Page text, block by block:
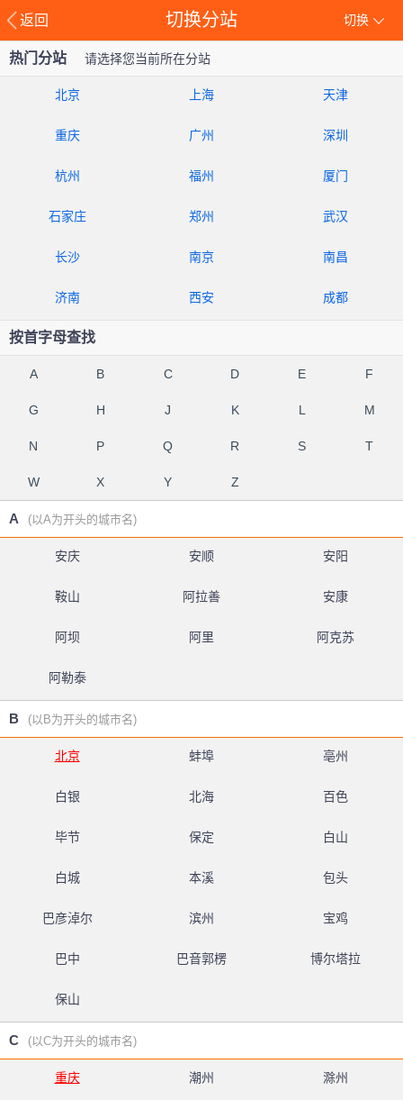
返回 切换
切换分站
热门分站 请选择您当前所在分站
北京 上海 天津
重庆 广州 深圳
杭州 福州 厦门
石家庄 郑州 武汉
长沙 南京 南昌
济南 西安 成都
按首字母查找
A B C D E F
G H J K L M
N P Q R S T
W X Y Z
A (以A为开头的城市名)
安庆 安顺 安阳
鞍山 阿拉善 安康
阿坝 阿里 阿克苏
阿勒泰
B (以B为开头的城市名)
北京 蚌埠 亳州
白银 北海 百色
毕节 保定 白山
白城 本溪 包头
巴彦淖尔 滨州 宝鸡
巴中 巴音郭楞 博尔塔拉
保山
C (以C为开头的城市名)
重庆 潮州 滁州